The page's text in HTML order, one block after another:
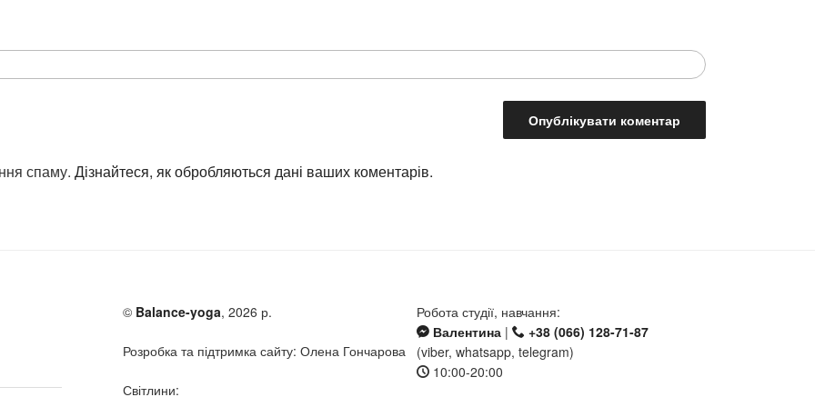
спаму. Дізнайтеся, як обробляються дані ваших коментарів.
© Balance-yoga, 2026 р.
Розробка та підтримка сайту: Олена Гончарова
Світлини:
Робота студії, навчання:
Валентина |
+38 (066) 128-71-87
(viber, whatsapp, telegram)
10:00-20:00